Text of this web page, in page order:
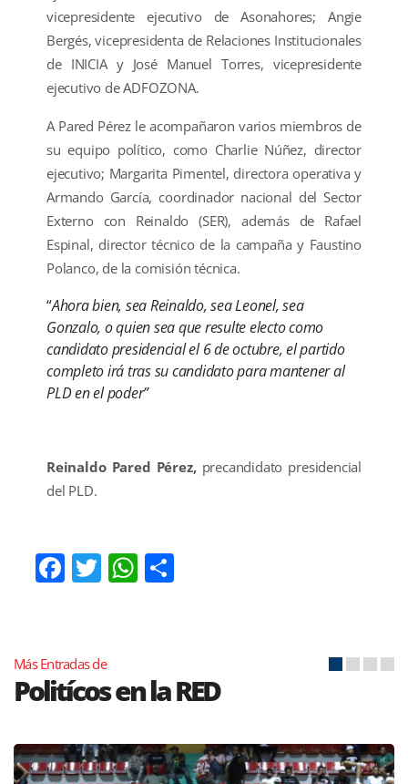
vicepresidente ejecutivo de Asonahores; Angie
Bergés, vicepresidenta de Relaciones Institucionales
de INICIA y José Manuel Torres, vicepresidente
ejecutivo de ADFOZONA.
A Pared Pérez le acompañaron varios miembros de
su equipo político, como Charlie Núñez, director
ejecutivo; Margarita Pimentel, directora operativa y
Armando García, coordinador nacional del Sector
Externo con Reinaldo (SER), además de Rafael
Espinal, director técnico de la campaña y Faustino
Polanco, de la comisión técnica.
“Ahora bien, sea Reinaldo, sea Leonel, sea
Gonzalo, o quien sea que resulte electo como
candidato presidencial el 6 de octubre, el partido
completo irá tras su candidato para mantener al
PLD en el poder”
Reinaldo Pared Pérez, precandidato presidencial
del PLD.
Facebook
TwitterWhatsApp
Más Entradas de
Politícos en la RED